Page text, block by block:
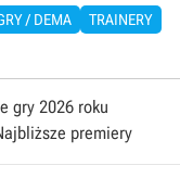
/ DEMA
TRAINERY
gry 2026 roku
premiery